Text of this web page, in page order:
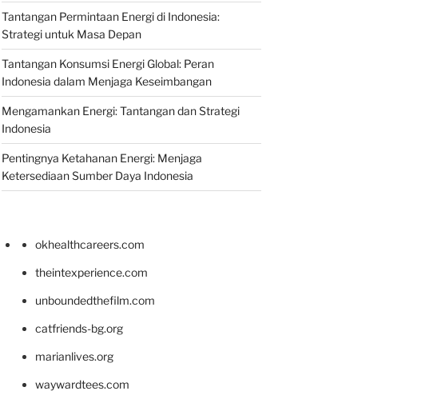
Tantangan Permintaan Energi di Indonesia:
Strategi untuk Masa Depan
Tantangan Konsumsi Energi Global: Peran
Indonesia dalam Menjaga Keseimbangan
Mengamankan Energi: Tantangan dan Strategi
Indonesia
Pentingnya Ketahanan Energi: Menjaga
Ketersediaan Sumber Daya Indonesia
okhealthcareers.com
theintexperience.com
unboundedthefilm.com
catfriends-bg.org
marianlives.org
waywardtees.com